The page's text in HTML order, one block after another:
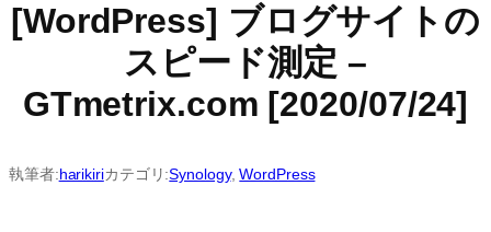
[WordPress] ブログサイトの
スピード測定 –
GTmetrix.com [2020/07/24]
執筆者:harikiriカテゴリ:Synology, WordPress